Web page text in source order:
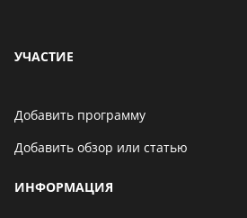
УЧАСТИЕ
Добавить программу
Добавить обзор или статью
ИНФОРМАЦИЯ